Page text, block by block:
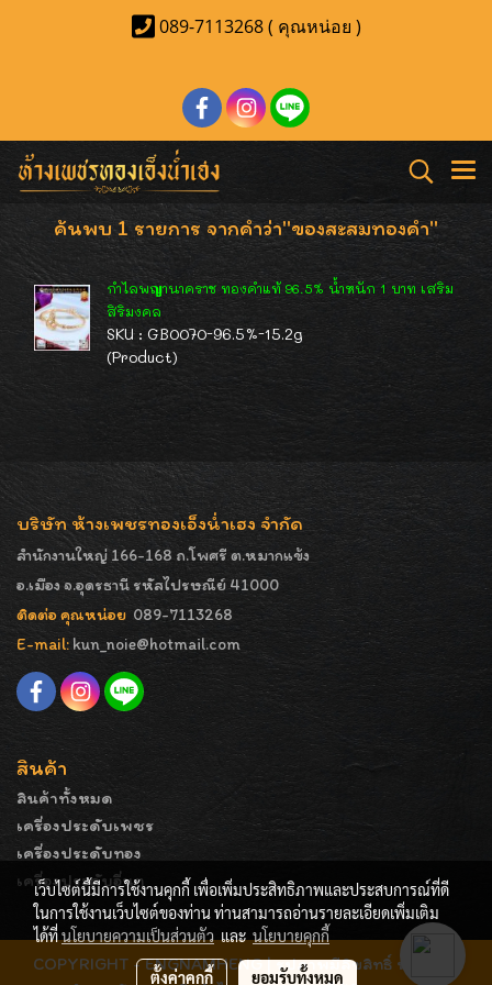
089-7113268 ( คุณหน่อย )
ค้นพบ 1 รายการ จากคำว่า"ของสะสมทองคำ"
กำไลพญานาคราช ทองคำแท้ 96.5% น้ำหนัก 1 บาท เสริม
สิริมงคล
SKU : GB0070-96.5%-15.2g
(Product)
บริษัท ห้างเพชรทองเอ็งน่ำเฮง จำกัด
สำนักงานใหญ่ 166-168 ถ.โพศรี ต.หมากแข้ง
อ.เมือง จ.อุดรธานี รหัสไปรษณีย์ 41000
ติดต่อ คุณหน่อย 089-7113268
E-mail: kun_noie@hotmail.com
สินค้า
สินค้าทั้งหมด
เครื่องประดับเพชร
เครื่องประดับทอง
เครื่องประดับอื่นๆ
COPYRIGHT - ENGNAMHENG | รูปภาพมีลิขสิทธิ์ ห้ามมิให้
เว็บไซต์นี้มีการใช้งานคุกกี้ เพื่อเพิ่มประสิทธิภาพและประสบการณ์ที่ดี
ในการใช้งานเว็บไซต์ของท่าน ท่านสามารถอ่านรายละเอียดเพิ่มเติม
ได้ที่นโยบายความเป็นส่วนตัวและนโยบายคุกกี้
ตั้งค่าคุกกี้ ยอมรับทั้งหมด